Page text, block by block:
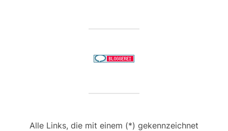
Alle Links, die mit einem (*) gekennzeichnet